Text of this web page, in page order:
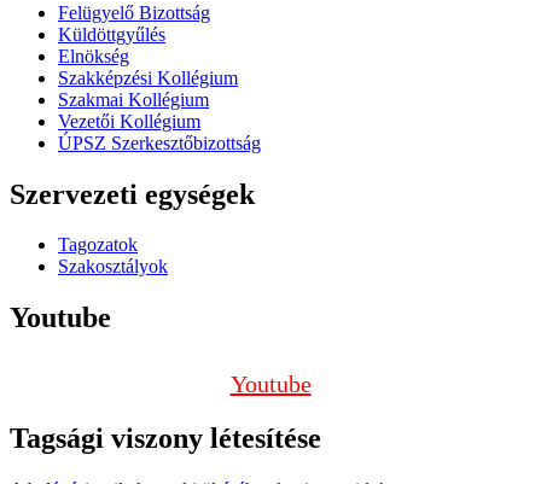
Felügyelő Bizottság
Küldöttgyűlés
Elnökség
Szakképzési Kollégium
Szakmai Kollégium
Vezetői Kollégium
ÚPSZ Szerkesztőbizottság
Szervezeti egységek
Tagozatok
Szakosztályok
Youtube
Youtube
Tagsági viszony létesítése